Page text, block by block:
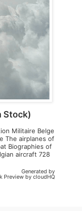
Stock)
Militaire Belge
The airplanes of
Biographies of
aircraft 728
Generated by
Preview by cloudHQ